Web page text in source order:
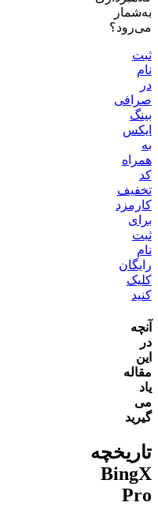
به‌شمار
می‌رود؟
ثبت
نام
در
صرافی
بینگ
ایکس
به
همراه
کد
تخفیف
کارمزد
برای
ثبت
نام
رایگان
کلیک
کنید
آنچه
در
این
مقاله
یاد
می
گیرید
تاریخچه
BingX
Pro